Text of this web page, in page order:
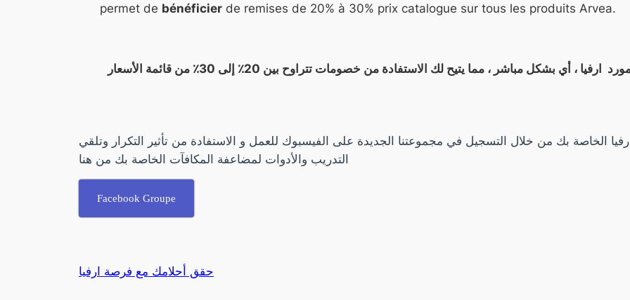
permet de bénéficier de remises de 20% à 30% prix catalogue sur tous les produits Arvea.
يتيح لك التسجيل المجاني الارتباط مباشرة بالمورد ارفيا ، أي بشكل مباشر ، مما يتيح لك الاستفادة من خصومات تتراوح بين 20٪ إلى 30٪ من قائمة الأسعار
الخاصة بك من خلال التسجيل في مجموعتنا الجديدة على الفيسبوك للعمل و الاستفادة من تأثير التكرار وتلقي
التدريب والأدوات لمضاعفة المكافآت الخاصة بك من هنا
Facebook Groupe
حقق أحلامك مع فرصة ارفيا